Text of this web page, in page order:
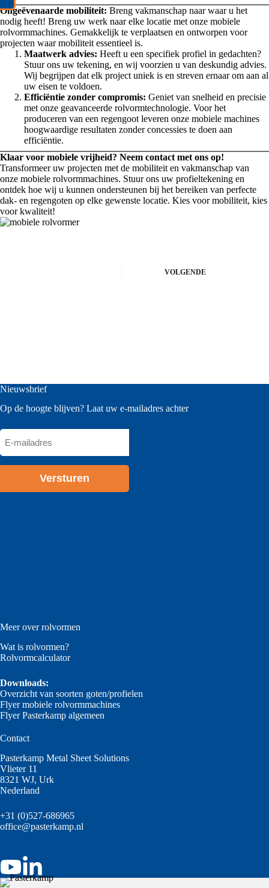
Ongeëvenaarde mobiliteit: Breng vakmanschap naar waar u het
nodig heeft! Breng uw werk naar elke locatie met onze mobiele
rolvormmachines. Gemakkelijk te verplaatsen en ontworpen voor
projecten waar mobiliteit essentieel is.
Maatwerk advies: Heeft u een specifiek profiel in gedachten?
Stuur ons uw tekening, en wij voorzien u van deskundig advies.
Wij begrijpen dat elk project uniek is en streven ernaar om aan al
uw eisen te voldoen.
Efficiëntie zonder compromis: Geniet van snelheid en precisie
met onze geavanceerde rolvormtechnologie. Voor het
produceren van een regengoot leveren onze mobiele machines
hoogwaardige resultaten zonder concessies te doen aan
efficiëntie.
Klaar voor mobiele vrijheid? Neem contact met ons op!
Transformeer uw projecten met de mobiliteit en vakmanschap van
onze mobiele rolvormmachines. Stuur ons uw profieltekening en
ontdek hoe wij u kunnen ondersteunen bij het bereiken van perfecte
dak- en regengoten op elke gewenste locatie. Kies voor mobiliteit, kies
voor kwaliteit!
VOLGENDE
Nieuwsbrief
Op de hoogte blijven? Laat uw e-mailadres achter
E-
mailadres
Meer over rolvormen
Wat is rolvormen?
Rolvormcalculator
Downloads:
Overzicht van soorten goten/profielen
Flyer mobiele rolvormmachines
Flyer Pasterkamp algemeen
Contact
Pasterkamp Metal Sheet Solutions
Vlieter 11
8321 WJ, Urk
Nederland
+31 (0)527-686965
office@pasterkamp.nl